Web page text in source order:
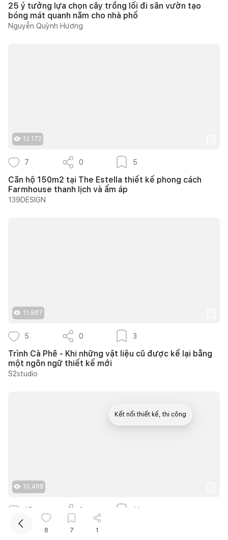
25 ý tưởng lựa chọn cây trồng lối đi sân vườn tạo
bóng mát quanh năm cho nhà phố
Nguyễn Quỳnh Hương
12.172
7 0 5
Căn hộ 150m2 tại The Estella thiết kế phong cách
Farmhouse thanh lịch và ấm áp
139DESIGN
11.987
5 0 3
Trình Cà Phê - Khi những vật liệu cũ được kể lại bằng
một ngôn ngữ thiết kế mới
S2studio
10.488
15 0 11
20 ý tưởng thiết kế cửa sổ giếng trời giúp phòng ngủ
8 7 1
Kết nối thiết kế, thi công